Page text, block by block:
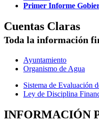
Primer Informe
Cuentas Claras
Toda la información
Ayuntamiento
Organismo de Agua
Sistema de Evaluación
Ley de Disciplina
INFORMACIÓN